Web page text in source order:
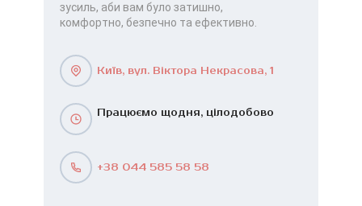
зусиль, аби вам було затишно,
комфортно, безпечно та ефективно.
Київ, вул. Віктора Некрасова, 1
Працюємо щодня, цілодобово
+38 044 585 58 58